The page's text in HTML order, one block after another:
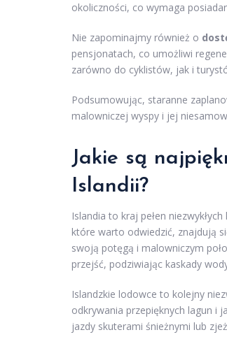
okoliczności, co wymaga
Nie zapominajmy również o
pensjonatach, co umożliwi
zarówno do cyklistów, jak i
Podsumowując, staranne
malowniczej wyspy i jej
Jakie są
Islandii?
Islandia to kraj pełen
które warto odwiedzić, znajdują
swoją potęgą i malowniczym
przejść, podziwiając kaskady
Islandzkie lodowce to kolejny
odkrywania przepięknych lagun i
jazdy skuterami śnieżnymi lub